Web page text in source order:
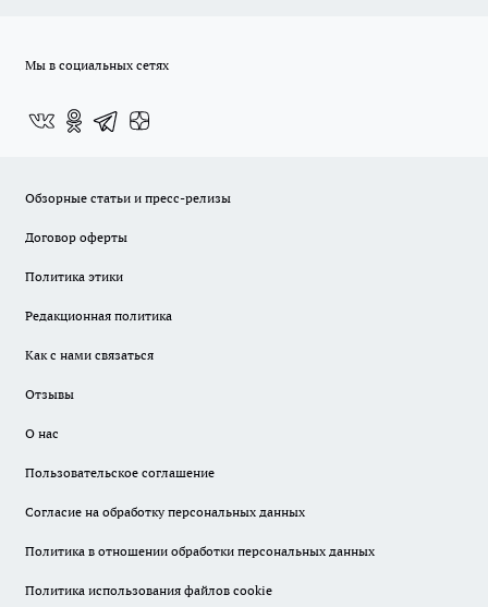
Мы в социальных сетях
Обзорные статьи и пресс-релизы
Договор оферты
Политика этики
Редакционная политика
Как с нами связаться
Отзывы
О нас
Пользовательское соглашение
Согласие на обработку персональных данных
Политика в отношении обработки персональных данных
Политика использования файлов cookie